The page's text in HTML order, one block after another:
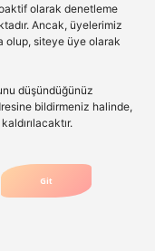
olarak denetleme
Ancak, üyelerimiz
olup, siteye üye olarak
düşündüğünüz
bildirmeniz halinde,